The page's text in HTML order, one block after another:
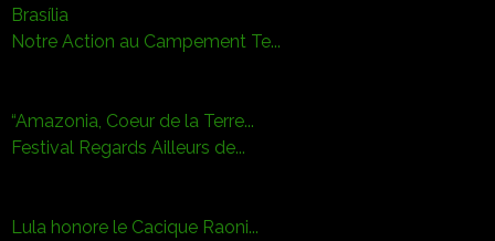
Brasília
Notre Action au Campement Te...
“Amazonia, Coeur de la Terre...
Festival Regards Ailleurs de...
Lula honore le Cacique Raoni...